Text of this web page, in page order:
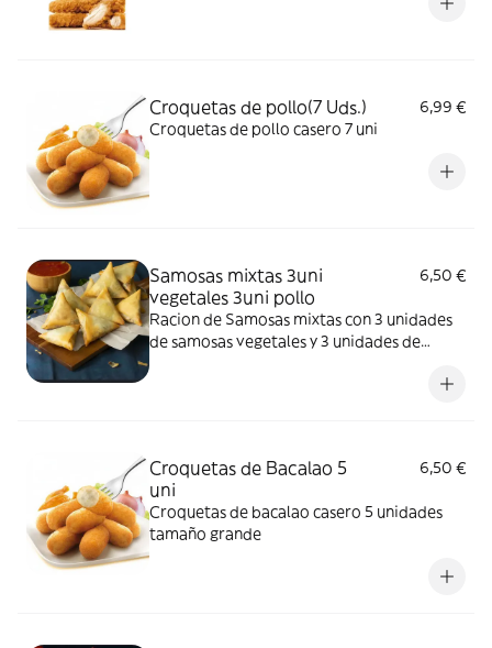
Croquetas de pollo(7 Uds.)
6,99 €
Croquetas de pollo casero 7 uni
Samosas mixtas 3uni
vegetales 3uni pollo
6,50 €
Racion de Samosas mixtas con 3 unidades
de samosas vegetales y 3 unidades de
Croquetas de Bacalao 5
uni
6,50 €
Croquetas de bacalao casero 5 unidades
tamaño grande